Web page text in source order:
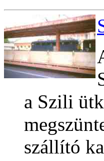
a Szili
szállító